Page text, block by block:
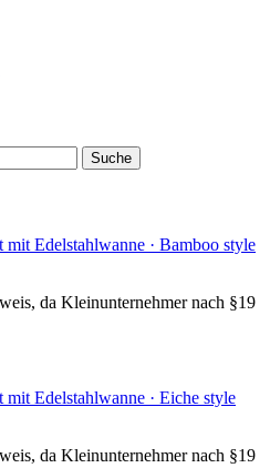
Suche
Edelstahlwanne · Bamboo style
da Kleinunternehmer nach §19
Edelstahlwanne · Eiche style
da Kleinunternehmer nach §19